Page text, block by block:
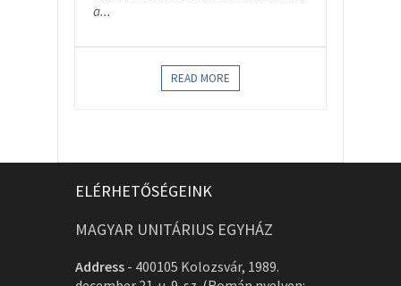
a...
READ MORE
ELÉRHETŐSÉGEINK
MAGYAR UNITÁRIUS EGYHÁZ
Address - 400105 Kolozsvár, 1989.